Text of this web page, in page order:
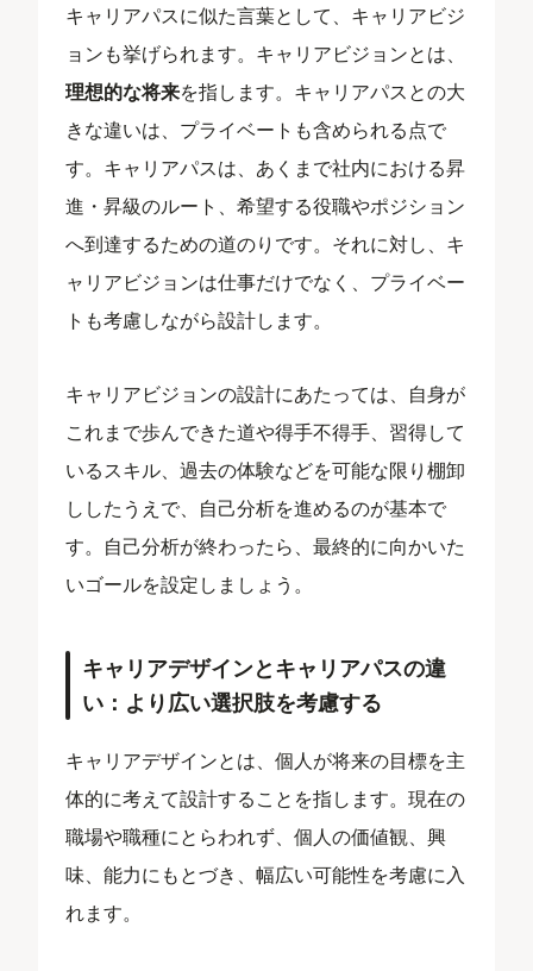
キャリアパスに似た言葉として、キャリアビジ
ョンも挙げられます。キャリアビジョンとは、
理想的な将来を指します。キャリアパスとの大
きな違いは、プライベートも含められる点で
す。キャリアパスは、あくまで社内における昇
進・昇級のルート、希望する役職やポジション
へ到達するための道のりです。それに対し、キ
ャリアビジョンは仕事だけでなく、プライベー
トも考慮しながら設計します。
キャリアビジョンの設計にあたっては、自身が
これまで歩んできた道や得手不得手、習得して
いるスキル、過去の体験などを可能な限り棚卸
ししたうえで、自己分析を進めるのが基本で
す。自己分析が終わったら、最終的に向かいた
いゴールを設定しましょう。
キャリアデザインとキャリアパスの違
い：より広い選択肢を考慮する
キャリアデザインとは、個人が将来の目標を主
体的に考えて設計することを指します。現在の
職場や職種にとらわれず、個人の価値観、興
味、能力にもとづき、幅広い可能性を考慮に入
れます。